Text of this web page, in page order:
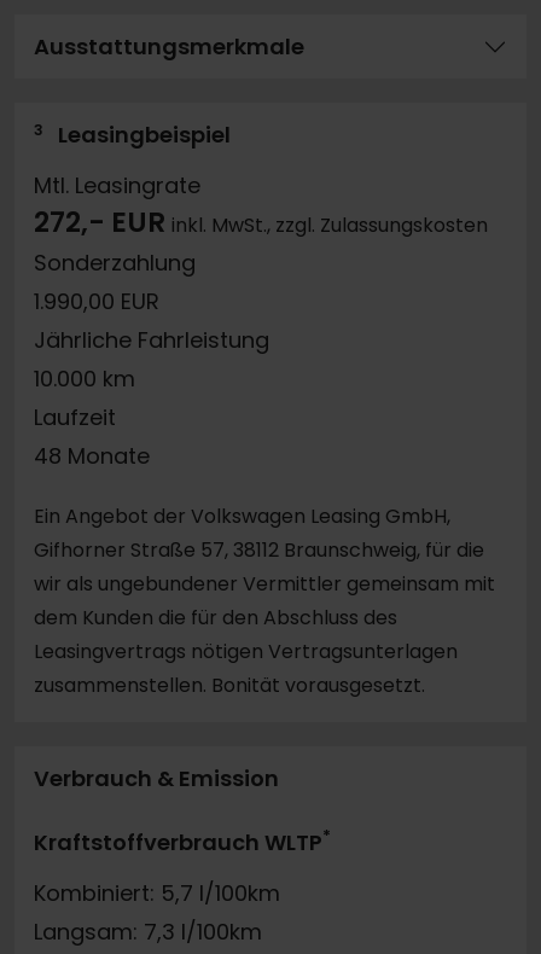
Ausstattungsmerkmale
3
Leasingbeispiel
Mtl. Leasingrate
272,- EUR inkl. MwSt., zzgl. Zulassungskosten
Sonderzahlung
1.990,00 EUR
Jährliche Fahrleistung
10.000 km
Laufzeit
48 Monate
Ein Angebot der Volkswagen Leasing GmbH,
Gifhorner Straße 57, 38112 Braunschweig, für die
wir als ungebundener Vermittler gemeinsam mit
dem Kunden die für den Abschluss des
Leasingvertrags nötigen Vertragsunterlagen
zusammenstellen. Bonität vorausgesetzt.
Verbrauch & Emission
Kraftstoffverbrauch WLTP*
Kombiniert: 5,7 l/100km
Langsam: 7,3 l/100km